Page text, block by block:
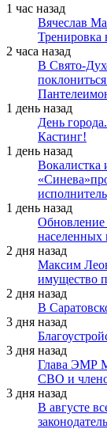
1 час назад
Вячеслав
Тренировка
2 часа назад
В Свято-
1 день назад
День
Кастинг!
1 день назад
Вокалистка
1 день назад
населенных
2 дня назад
Максим
имущество
2 дня назад
В
3 дня назад
3 дня назад
Глава ЭМР
СВО и
3 дня назад
В августе